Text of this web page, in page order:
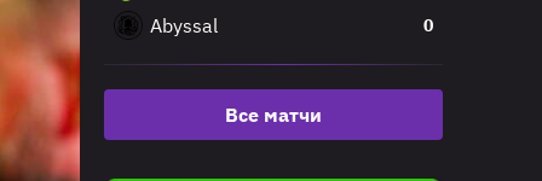
Abyssal 0
Все матчи